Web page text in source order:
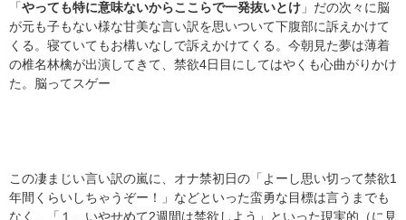
「 やっても特に意味ないからここらで一発抜いとけ 」だの次々に脳
が元も子もない様な甘美な言い訳を思いついて下腹部に訴えかけて
くる。寝ていてもお構いなしで訴えかけてくる。今朝見た夢は薄着
の椎名林檎が出演してきて、禁欲4日目にしてはやくも心曲がりかけ
た。脳ってスゲー
この凄まじい言い訳の嵐に、オナ禁初日の「よーし思い切って禁欲1
年間くらいしちゃうぞー！」などといった蛮勇な目標は言うまでも
なく、「１…いやせめて2週間は禁欲しよう」といった現実的（に見